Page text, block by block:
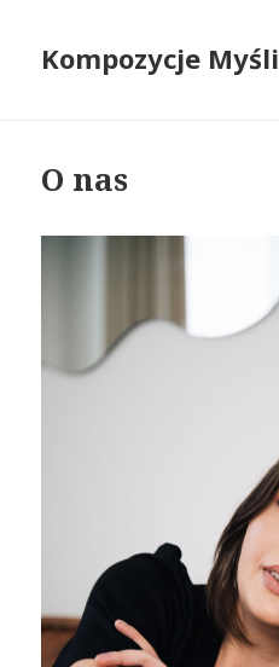
Kompozycje Myśli
O nas